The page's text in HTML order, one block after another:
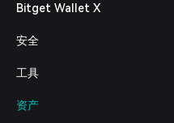
Italiano
Deutsch
繁體中文
Bahasa Indonesia
Bitget Wallet X
安全
工具
资产